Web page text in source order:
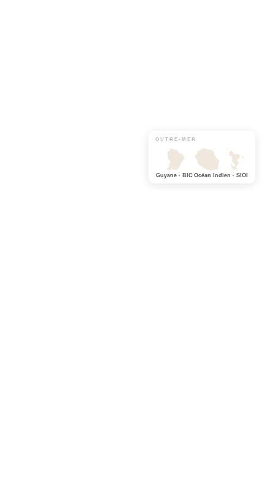
OUTRE-MER
Guyane · BIC Océan Indien · SIOI